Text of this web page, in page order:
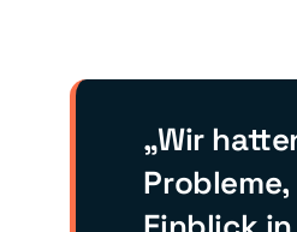
„Wir
Probleme,